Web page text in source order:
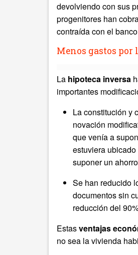
devolviendo con sus
progenitores han
contraída con el
Menos gastos por
La hipoteca inversa
importantes
La constitución y
novación
que venía a
estuviera
suponer un
Se han reducido
documentos sin
reducción del
Estasventajas
no sea la vivienda